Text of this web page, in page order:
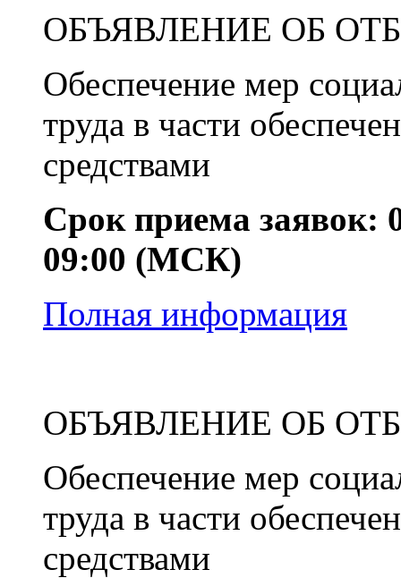
ОБЪЯВЛЕНИЕ ОБ
Обеспечение мер
труда в части
средствами
Срок приема заявок:
09:00 (МСК)
Полная информация
ОБЪЯВЛЕНИЕ ОБ
Обеспечение мер
труда в части
средствами